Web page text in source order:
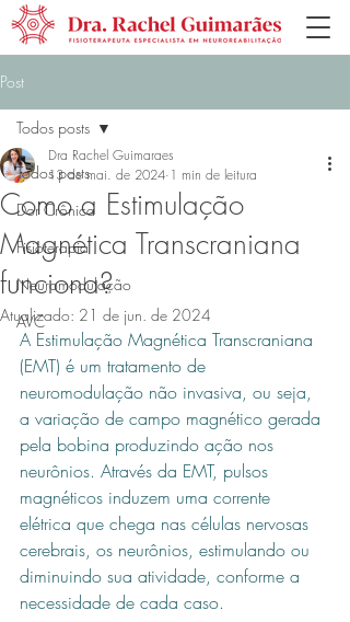
Post
Todos posts
Dor Crônica
Fisioterapia
Neuromodulação
AVC
Todos posts
Como a Estimulação
Magnética Transcraniana
funciona?
Dra Rachel Guimaraes
13 de mai. de 2024 1 min de leitura
Atualizado: 21 de jun. de 2024
A Estimulação Magnética Transcraniana
(EMT) é um tratamento de
neuromodulação não invasiva, ou seja,
a variação de campo magnético gerada
pela bobina produzindo ação nos
neurônios. Através da EMT, pulsos
magnéticos induzem uma corrente
elétrica que chega nas células nervosas
cerebrais, os neurônios, estimulando ou
diminuindo sua atividade, conforme a
necessidade de cada caso.